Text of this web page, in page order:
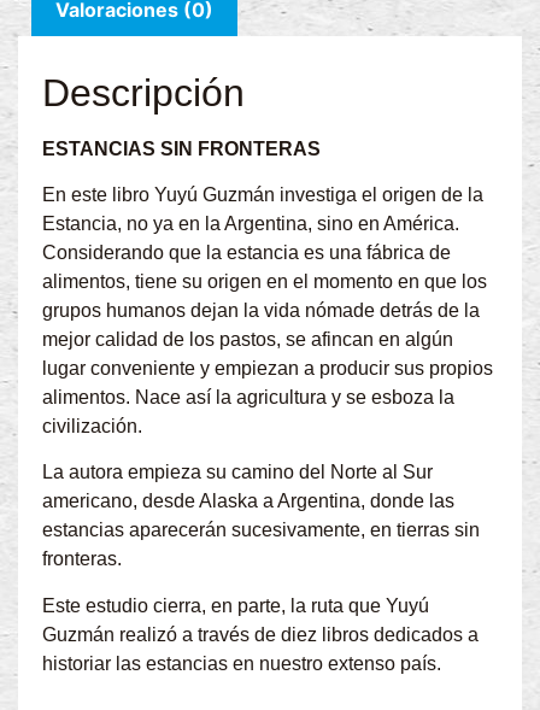
Valoraciones (0)
Descripción
ESTANCIAS SIN FRONTERAS
En este libro Yuyú Guzmán investiga el origen de la
Estancia, no ya en la Argentina, sino en América.
Considerando que la estancia es una fábrica de
alimentos, tiene su origen en el momento en que los
grupos humanos dejan la vida nómade detrás de la
mejor calidad de los pastos, se afincan en algún
lugar conveniente y empiezan a producir sus propios
alimentos. Nace así la agricultura y se esboza la
civilización.
La autora empieza su camino del Norte al Sur
americano, desde Alaska a Argentina, donde las
estancias aparecerán sucesivamente, en tierras sin
fronteras.
Este estudio cierra, en parte, la ruta que Yuyú
Guzmán realizó a través de diez libros dedicados a
historiar las estancias en nuestro extenso país.